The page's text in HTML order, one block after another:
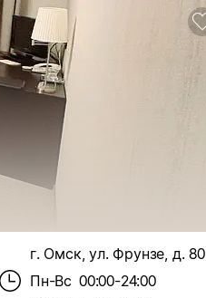
г. Омск, ул. Фрунзе, д. 80
Пн-Вс 00:00-24:00